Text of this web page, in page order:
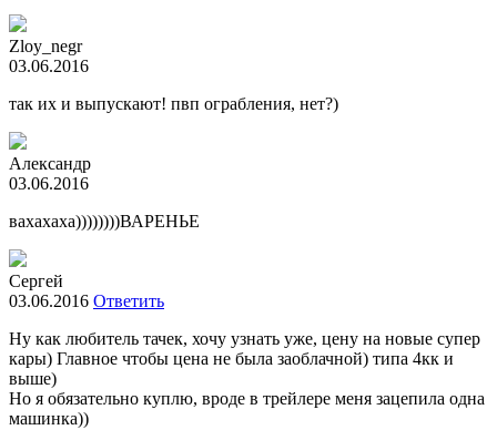
Zloy_negr
03.06.2016
так их и выпускают! пвп ограбления, нет?)
Александр
03.06.2016
вахахаха))))))))ВАРЕНЬЕ
Сергей
03.06.2016 Ответить
Ну как любитель тачек, хочу узнать уже, цену на новые супер
кары) Главное чтобы цена не была заоблачной) типа 4кк и
выше)
Но я обязательно куплю, вроде в трейлере меня зацепила одна
машинка))